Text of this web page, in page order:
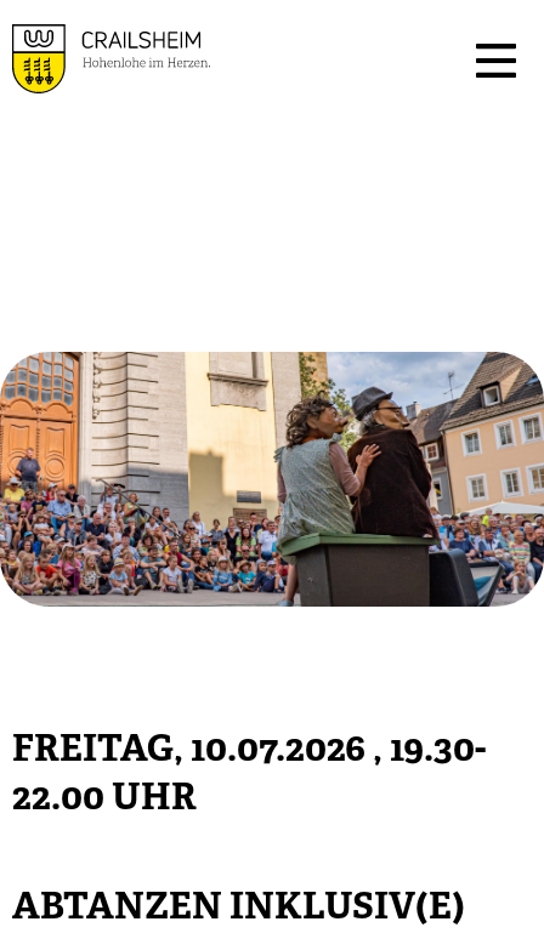
FREITAG, 10.07.2026 , 19.30-
22.00 UHR
ABTANZEN INKLUSIV(E)